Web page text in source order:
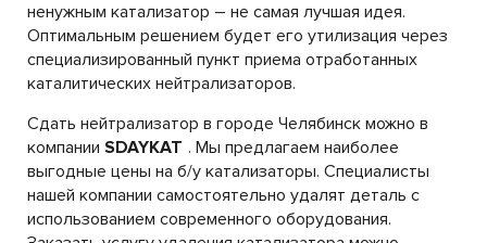
ненужным катализатор – не самая лучшая идея.
Оптимальным решением будет его утилизация через
специализированный пункт приема отработанных
каталитических нейтрализаторов.
Сдать нейтрализатор в городе Челябинск можно в
компании SDAYKAT . Мы предлагаем наиболее
выгодные цены на б/у катализаторы. Специалисты
нашей компании самостоятельно удалят деталь с
использованием современного оборудования.